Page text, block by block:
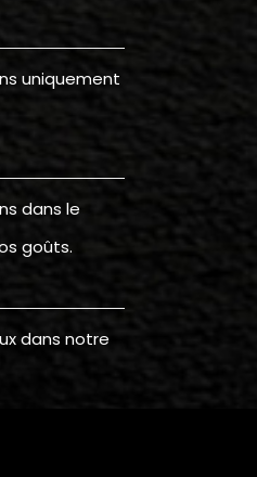
uniquement
dans le
goûts.
dans notre